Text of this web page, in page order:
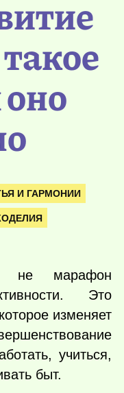
И ГАРМОНИИ
не марафон
Это
изменяет
учиться,
быт.